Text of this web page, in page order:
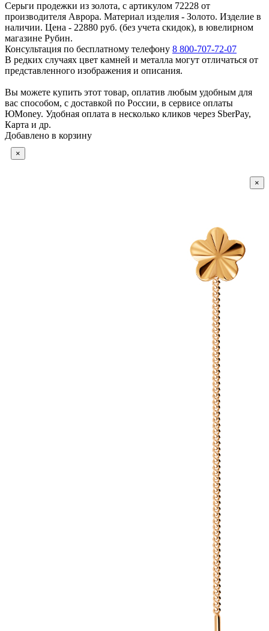
Серьги продежки из золота, с артикулом 72228 от
производителя Аврора. Материал изделия - Золото. Изделие в
наличии. Цена - 22880 руб. (без учета скидок), в ювелирном
магазине Рубин.
Консультация по бесплатному телефону 8 800-707-72-07
В редких случаях цвет камней и металла могут отличаться от
представленного изображения и описания.
Вы можете купить этот товар, оплатив любым удобным для
вас способом, с доставкой по России, в сервисе оплаты
ЮMoney. Удобная оплата в несколько кликов через SberPay,
Карта и др.
Добавлено в корзину
×
×